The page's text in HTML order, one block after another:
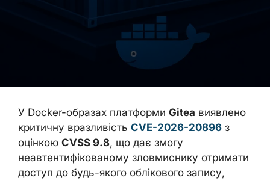
У Docker-образах платформи Gitea виявлено
критичну вразливість CVE-2026-20896 з
оцінкою CVSS 9.8, що дає змогу
неавтентифікованому зловмиснику отримати
доступ до будь-якого облікового запису,